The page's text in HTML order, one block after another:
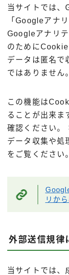
当サイトでは、
「Googleアナ
Googleアナリ
のために
データは匿名で
ではありません
この機能は
ることが出来ま
確認ください。
データ収集や処
をご覧ください
リか
外部送信規律
当サイトでは、